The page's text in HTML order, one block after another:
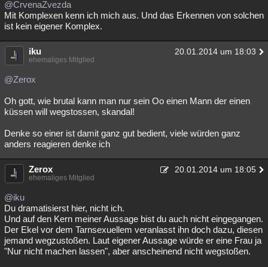
@CrvenaZvezda
Mit Komplexen kenn ich mich aus. Und das Erkennen von solchen
ist kein eigener Komplex.
iku 20.01.2014 um 18:03
ehemaliges Mitglied
@Zerox
Oh gott, wie brutal kann man nur sein Oo einen Mann der einen
küssen will wegstossen, skandal!
Denke so einer ist damit ganz gut bedient, viele würden ganz
anders reagieren denke ich
Zerox 20.01.2014 um 18:05
ehemaliges Mitglied
@iku
Du dramatisierst hier, nicht ich.
Und auf den Kern meiner Aussage bist du auch nicht eingegangen.
Der Ekel vor dem Tarnsexuellem veranlasst ihn doch dazu, diesen
jemand wegzustoßen. Laut eigener Aussage würde er eine Frau ja
"Nur nicht machen lassen", aber anscheinend nicht wegstoßen.